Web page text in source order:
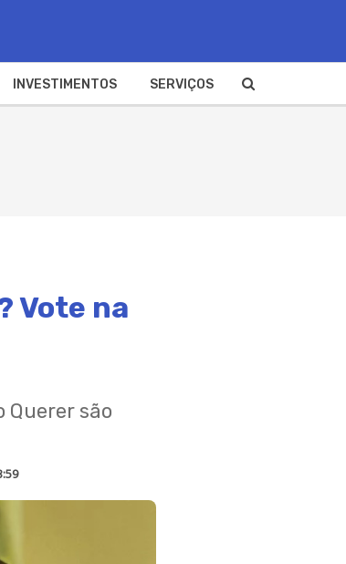
INVESTIMENTOS SERVIÇOS
Vote na
Querer são